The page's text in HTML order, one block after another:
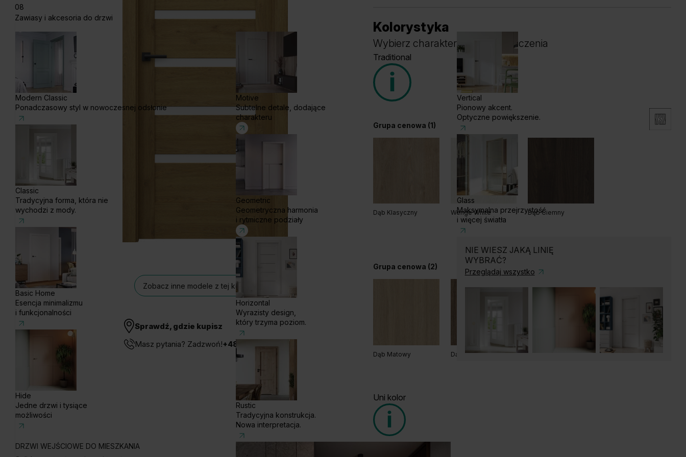
08
Zawiasy i akcesoria do drzwi
Modern Classic
Ponadczasowy styl w nowoczesnej odsłonie
Classic
Tradycyjna forma, która nie
wychodzi z mody.
Basic Home
Esencja minimalizmu
i funkcjonalności
Hide
Jedne drzwi i tysiące
możliwości
Motive
Subtelne detale, dodające
charakteru
Geometric
Geometryczna harmonia
i rytmiczne podziały
Horizontal
Wyrazisty design,
który trzyma poziom.
Rustic
Tradycyjna konstrukcja.
Nowa interpretacja.
Vertical
Pionowy akcent.
Optyczne powiększenie.
Glass
Maksymalna przejrzystość
i więcej światła
NIE WIESZ JAKĄ LINIĘ
WYBRAĆ?
Przeglądaj wszystko
DRZWI WEJŚCIOWE DO MIESZKANIA
Zobacz inne modele z tej kolekcji
Sprawdź, gdzie kupisz
Masz pytania? Zadzwoń!+48 585 858 056
Kolorystyka
Wybierz charakter i kolor wykończenia
Traditional
Grupa cenowa (1)
Dąb Klasyczny Wenge White Dąb Ciemny
Grupa cenowa (2)
Dąb Matowy Dąb Matowy Ciemny Dąb Naturalny
Uni kolor